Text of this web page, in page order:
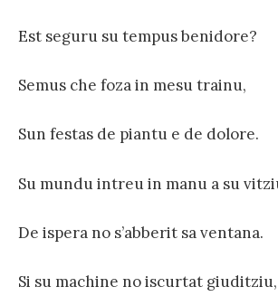
Est seguru su tempus benidore?
Semus che foza in mesu trainu,
Sun festas de piantu e de dolore.
Su mundu intreu in manu a su
De ispera no s’abberit sa ventana.
Si su machine no iscurtat giuditziu,